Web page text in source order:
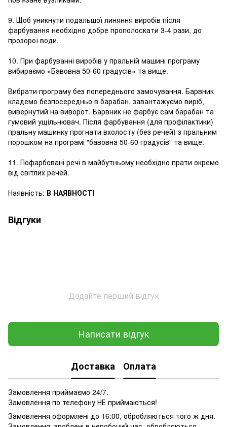
9. Щоб уникнути подальшої линяння виробів після
фарбування необхідно добре прополоскати 3-4 рази, до
прозорої води.
10. При фарбуванні виробів у пральній машині програму
вибираємо «Бавовна 50-60 градусів» та вище.
Вибрати програму без попереднього замочування. Барвник
кладемо безпосередньо в барабан, завантажуємо виріб,
вивернутий на виворот. Барвник не фарбує сам барабан та
гумовий ущільнювач. Після фарбування (для профілактики)
пральну машинку прогнати вхолосту (без речей) з пральним
порошком на програмі "бавовна 50-60 градусів" та вище.
11. Пофарбовані речі в майбутньому необхідно прати окремо
від світлих речей.
Наявність: В НАЯВНОСТІ
Відгуки
Додайте перший відгук
Написати відгук
Доставка Оплата
Замовлення приймаємо 24/7.
Замовлення по телефону НЕ приймаються!
Замовлення оформлені до 16:00, обробляються того ж дня.